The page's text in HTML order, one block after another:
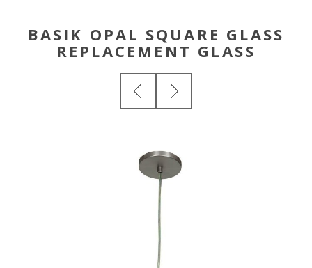
BASIK OPAL SQUARE GLASS
REPLACEMENT GLASS